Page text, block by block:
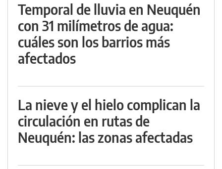
Temporal de lluvia en Neuquén
con 31 milímetros de agua:
cuáles son los barrios más
afectados
La nieve y el hielo complican la
circulación en rutas de
Neuquén: las zonas afectadas